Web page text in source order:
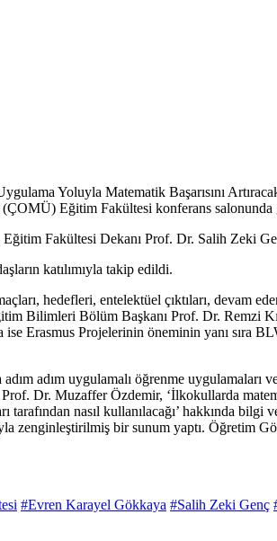
Yoluyla Matematik Başarısını
Eğitim Fakültesi konferans
Fakültesi Dekanı Prof. Dr. Salih Zeki
katılımıyla takip edildi.
hedefleri, entelektüel çıktıları, devam
Bilimleri Bölüm Başkanı Prof. Dr. Remzi
Erasmus Projelerinin öneminin yanı sıra
adım uygulamalı öğrenme uygulamaları
Prof. Dr. Muzaffer Özdemir, ‘İlkokullarda
nasıl kullanılacağı’ hakkında
zenginleştirilmiş bir sunum yaptı.
#Evren Karayel Gökkaya #Salih Zeki Genç